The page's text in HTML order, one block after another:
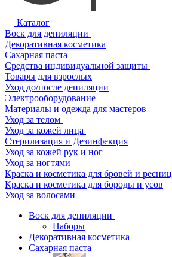
Каталог
Воск для депиляции
Декоративная косметика
Сахарная паста
Средства индивидуальной защиты
Товары для взрослых
Уход до/после депиляции
Электрооборудование
Материалы и одежда для мастеров
Уход за телом
Уход за кожей лица
Стерилизация и Дезинфекция
Уход за кожей рук и ног
Уход за ногтями
Краска и косметика для бровей и ресниц
Краска и косметика для бороды и усов
Уход за волосами
Воск для депиляции
Наборы
Декоративная косметика
Сахарная паста